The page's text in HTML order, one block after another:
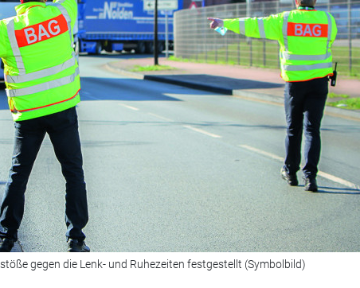
gegen die Lenk- und Ruhezeiten festgestellt (Symbolbild)